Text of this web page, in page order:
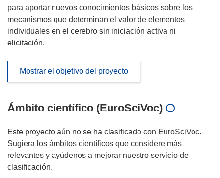
para aportar nuevos conocimientos básicos sobre los
mecanismos que determinan el valor de elementos
individuales en el cerebro sin iniciación activa ni
elicitación.
Mostrar el objetivo del proyecto
Ámbito científico (EuroSciVoc)
Este proyecto aún no se ha clasificado con EuroSciVoc.
Sugiera los ámbitos científicos que considere más
relevantes y ayúdenos a mejorar nuestro servicio de
clasificación.